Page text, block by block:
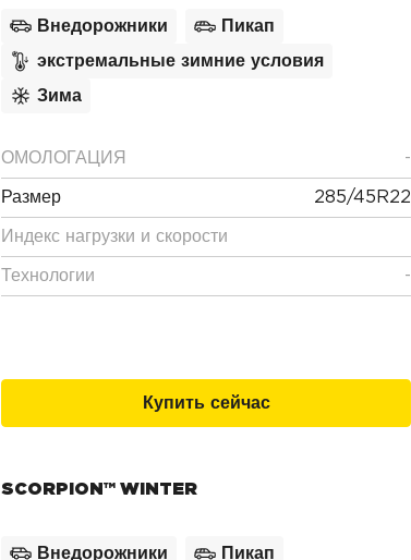
Внедорожники
Пикап
экстремальные зимние условия
Зима
ОМОЛОГАЦИЯ -
Размер 285/45R22
Индекс нагрузки и скорости
Технологии -
Купить сейчас
SCORPION™ WINTER
Внедорожники
Пикап